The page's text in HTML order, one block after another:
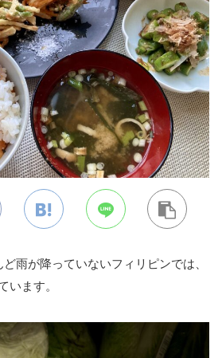
雨が降っていないフィリピンでは、
います。